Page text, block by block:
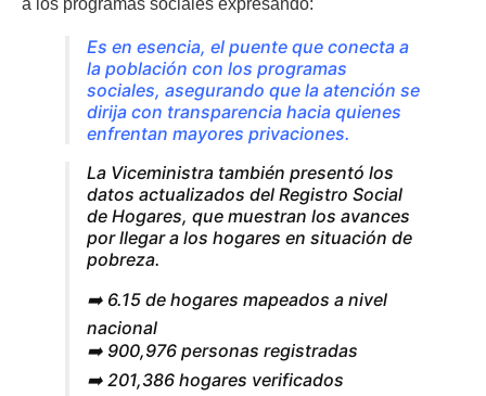
Es en esencia, el puente que conecta a
la población con los programas
sociales, asegurando que la atención se
dirija con transparencia hacia quienes
enfrentan mayores privaciones.
La Viceministra también presentó los
datos actualizados del Registro Social
de Hogares, que muestran los avances
por llegar a los hogares en situación de
pobreza.
➡️ 6.15 de hogares mapeados a nivel
nacional
➡️ 900,976 personas registradas
➡️ 201,386 hogares verificados